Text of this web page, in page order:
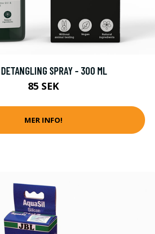
DETANGLING SPRAY - 300 ML
85 SEK
MER INFO!